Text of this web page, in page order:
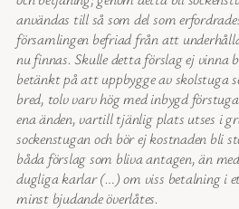
användas till så som del som
församlingen befriad från att
nu finnas. Skulle detta förslag ej vinna
betänkt på att uppbygge av skolstuga
bred, tolv varv hög med inbygd
ena änden, vartill tjänlig plats utses i
sockenstugan och bör ej kostnaden bli
båda förslag som bliva antagen, än
dugliga karlar (…) om viss betalning i
minst bjudande överlåtes.